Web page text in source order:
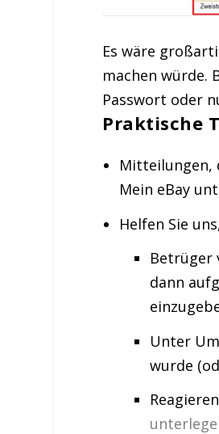
Es wäre
machen würde.
Passwort oder
Praktische
Mitteilungen,
Mein eBay
Helfen Sie
Betrüger
dann
Unter
wurde